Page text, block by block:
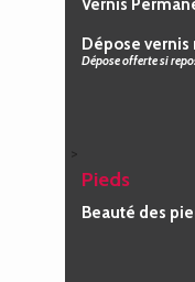
Vernis
Dépose vernis
Dépose offerte si
>
Pieds
Beauté des